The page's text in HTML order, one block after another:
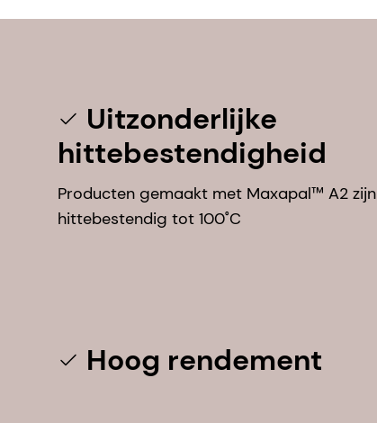
Uitzonderlijke
hittebestendigheid
Producten gemaakt met Maxapal™ A2 zijn
hittebestendig tot 100˚C
Hoog rendement